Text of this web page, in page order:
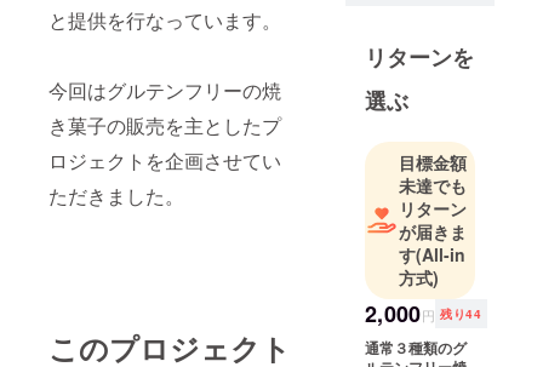
と提供を行なっています。
今回はグルテンフリーの焼
き菓子の販売を主としたプ
ロジェクトを企画させてい
ただきました。
このプロジェクト
大阪のシェ
アキッチン
にて広島出
ともあり広
島レモンの
創作料理を
提供してお
ります。そ
の中のデ
ザートとし
て人気の高
リターンを
選ぶ
目標金額
未達でも
リターン
が届きま
す(All-in
方式)
2,000円 残り44
通常３種類のグ